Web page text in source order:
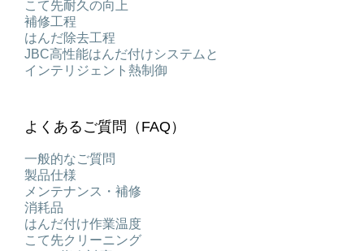
こて先耐久の向上
補修工程
はんだ除去工程
JBC高性能はんだ付けシステムと
インテリジェント熱制御
よくあるご質問（FAQ）
一般的なご質問
製品仕様
メンテナンス・補修
消耗品
はんだ付け作業温度
こて先クリーニング